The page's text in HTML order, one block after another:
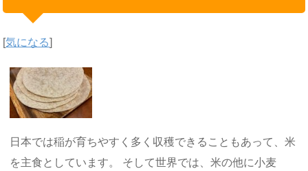
[気になる]
日本では稲が育ちやすく多く収穫できることもあって、米
を主食としています。 そして世界では、米の他に小麦